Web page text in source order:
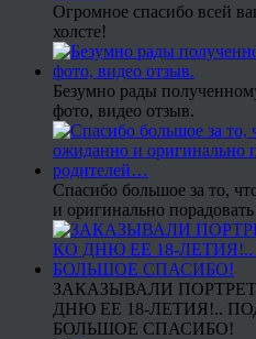
Огромное спасибо всей
холсте!
Безумно рады
фото, видео отзыв.
Спасибо большое за то,
и оригинально
ЗАКАЗЫВАЛИ
ДНЮ ЕЕ 18-ЛЕТИЯ!..
БОЛЬШОЕ СПАСИБО!